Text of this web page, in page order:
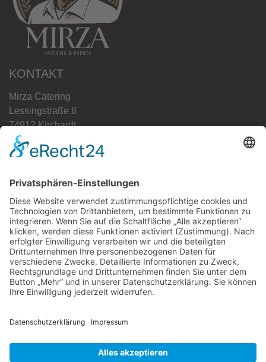
KONTAKT
Mirza Catering
Lessingstraße 8
74912 Kirchardt
Tel.:+49 (0) 1514 617 4615
SOZIALE NETZWERKE
Facebook
Instagram
RECHTLICHES
kontakt
impressum